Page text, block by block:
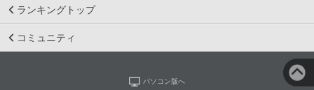
ランキングトップ
コミュニティ
パソコン版へ